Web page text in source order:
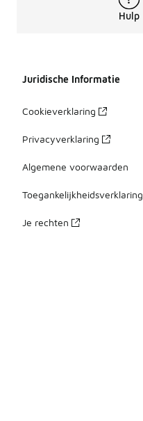
Hulp
Juridische Informatie
Cookieverklaring
Privacyverklaring
Algemene voorwaarden
Toegankelijkheidsverklaring
Je rechten